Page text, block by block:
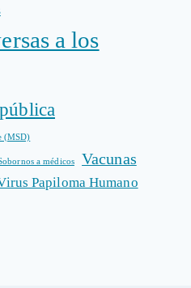
a los
(MSD)
a médicos Vacunas
Papiloma Humano